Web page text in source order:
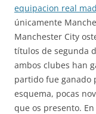
equipacion real
únicamente
Manchester City
títulos de segunda
ambos clubes han
partido fue ganado
esquema, pocas
que os presento.